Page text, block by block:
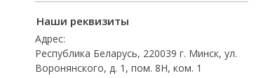
Наши реквизиты
Адрес:
Республика Беларусь, 220039 г. Минск, ул.
Воронянского, д. 1, пом. 8Н, ком. 1